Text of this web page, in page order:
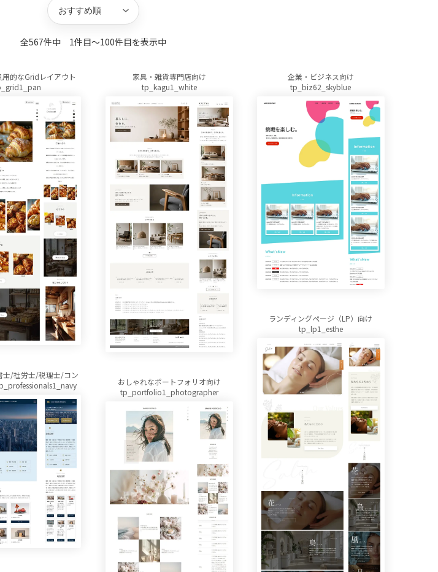
キーワード
並び替え
全567件中 1件目〜100件目を表示中
用的なGridレイアウト
家具・雑貨専門店向け
tp_kagu1_white
企業・ビジネス向け
tp_biz62_skyblue
ランディングページ（LP）向け
tp_lp1_esthe
士/社労士/税理士/コン
おしゃれなポートフォリオ向け
tp_portfolio1_photographer